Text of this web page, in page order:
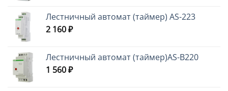
Лестничный автомат (таймер) AS-223
2 160₽
Лестничный автомат (таймер)AS-B220
1 560₽